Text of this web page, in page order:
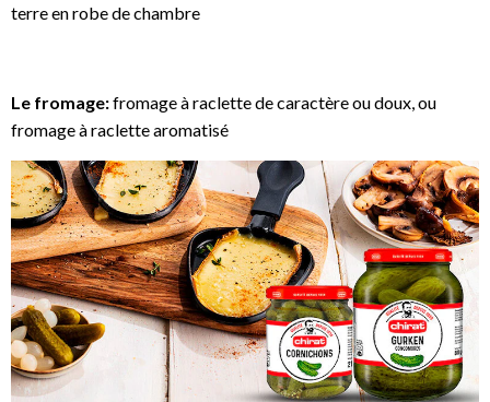
terre en robe de chambre
Le fromage:fromage à raclette de caractère ou doux, ou
fromage à raclette aromatisé